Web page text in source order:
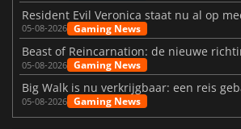
05-08-2026 Gaming News
05-08-2026 Gaming News
05-08-2026 Gaming News